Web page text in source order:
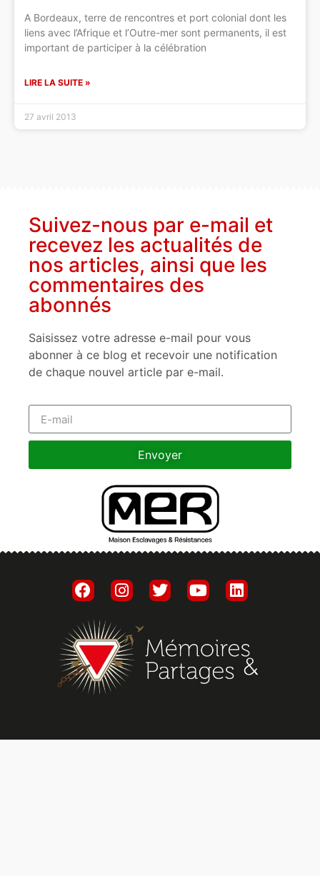
A Bordeaux, terre de rencontres et port colonial dont les
liens avec l’Afrique et l’Outre-mer sont permanents, il est
important de participer à la célébration
LIRE LA SUITE »
27 avril 2013
Suivez-nous par e-mail et
recevez les actualités de
nos articles, ainsi que les
commentaires des
abonnés
Saisissez votre adresse e-mail pour vous
abonner à ce blog et recevoir une notification
de chaque nouvel article par e-mail.
Envoyer